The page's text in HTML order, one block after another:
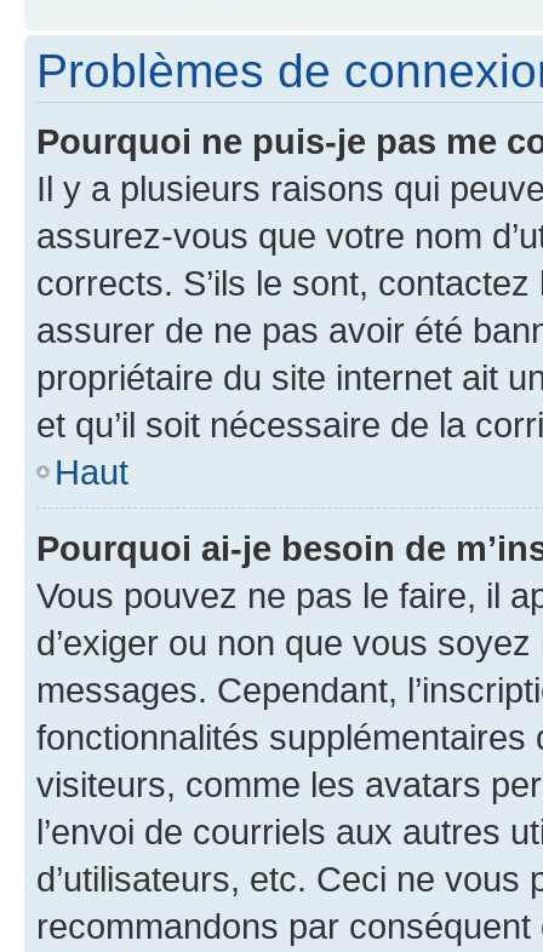
Problèmes de
Pourquoi ne puis-je pas me
Il y a plusieurs raisons qui
assurez-vous que votre nom
corrects. S’ils le sont,
assurer de ne pas avoir été
propriétaire du site internet ait
et qu’il soit nécessaire de la
Haut
Pourquoi ai-je besoin de
Vous pouvez ne pas le faire, il
d’exiger ou non que vous
messages. Cependant,
fonctionnalités
visiteurs, comme les avatars
l’envoi de courriels aux autres
d’utilisateurs, etc. Ceci ne vous
recommandons par conséquent